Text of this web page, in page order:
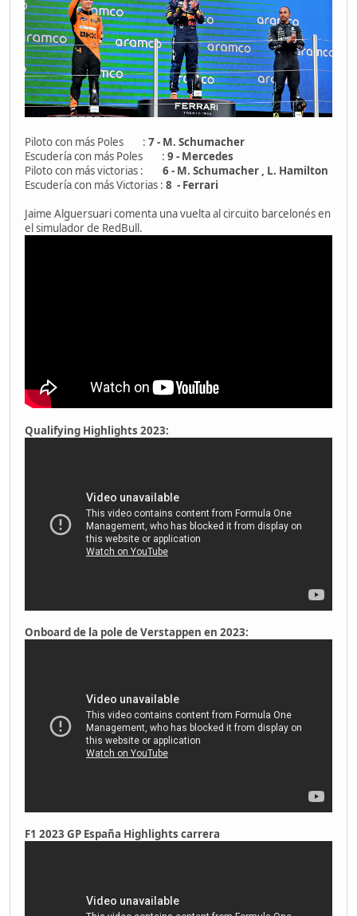
Piloto con más Poles : 7 - M. Schumacher
Escudería con más Poles : 9 - Mercedes
Piloto con más victorias : 6 - M. Schumacher , L. Hamilton
Escudería con más Victorias : 8 - Ferrari
Jaime Alguersuari comenta una vuelta al circuito barcelonés en
el simulador de RedBull.
Qualifying Highlights 2023:
Onboard de la pole de Verstappen en 2023:
F1 2023 GP España Highlights carrera